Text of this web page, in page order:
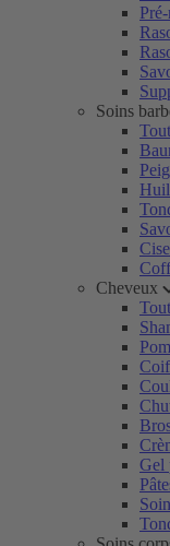
Soins
Cheveux
Gel